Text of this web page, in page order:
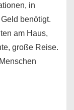
in
benötigt.
am Haus,
große Reise.